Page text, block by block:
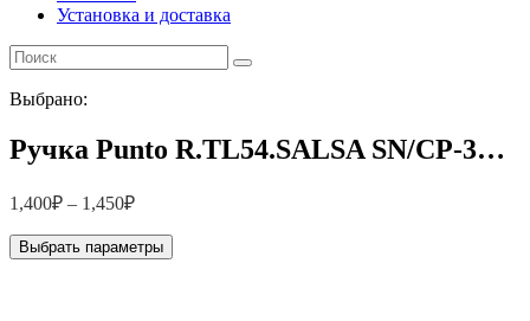
Установка и доставка
Выбрано:
Ручка Punto R.TL54.SALSA SN/CP-3…
1,400₽ – 1,450₽
Выбрать параметры